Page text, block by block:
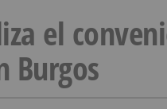
el
Burgos